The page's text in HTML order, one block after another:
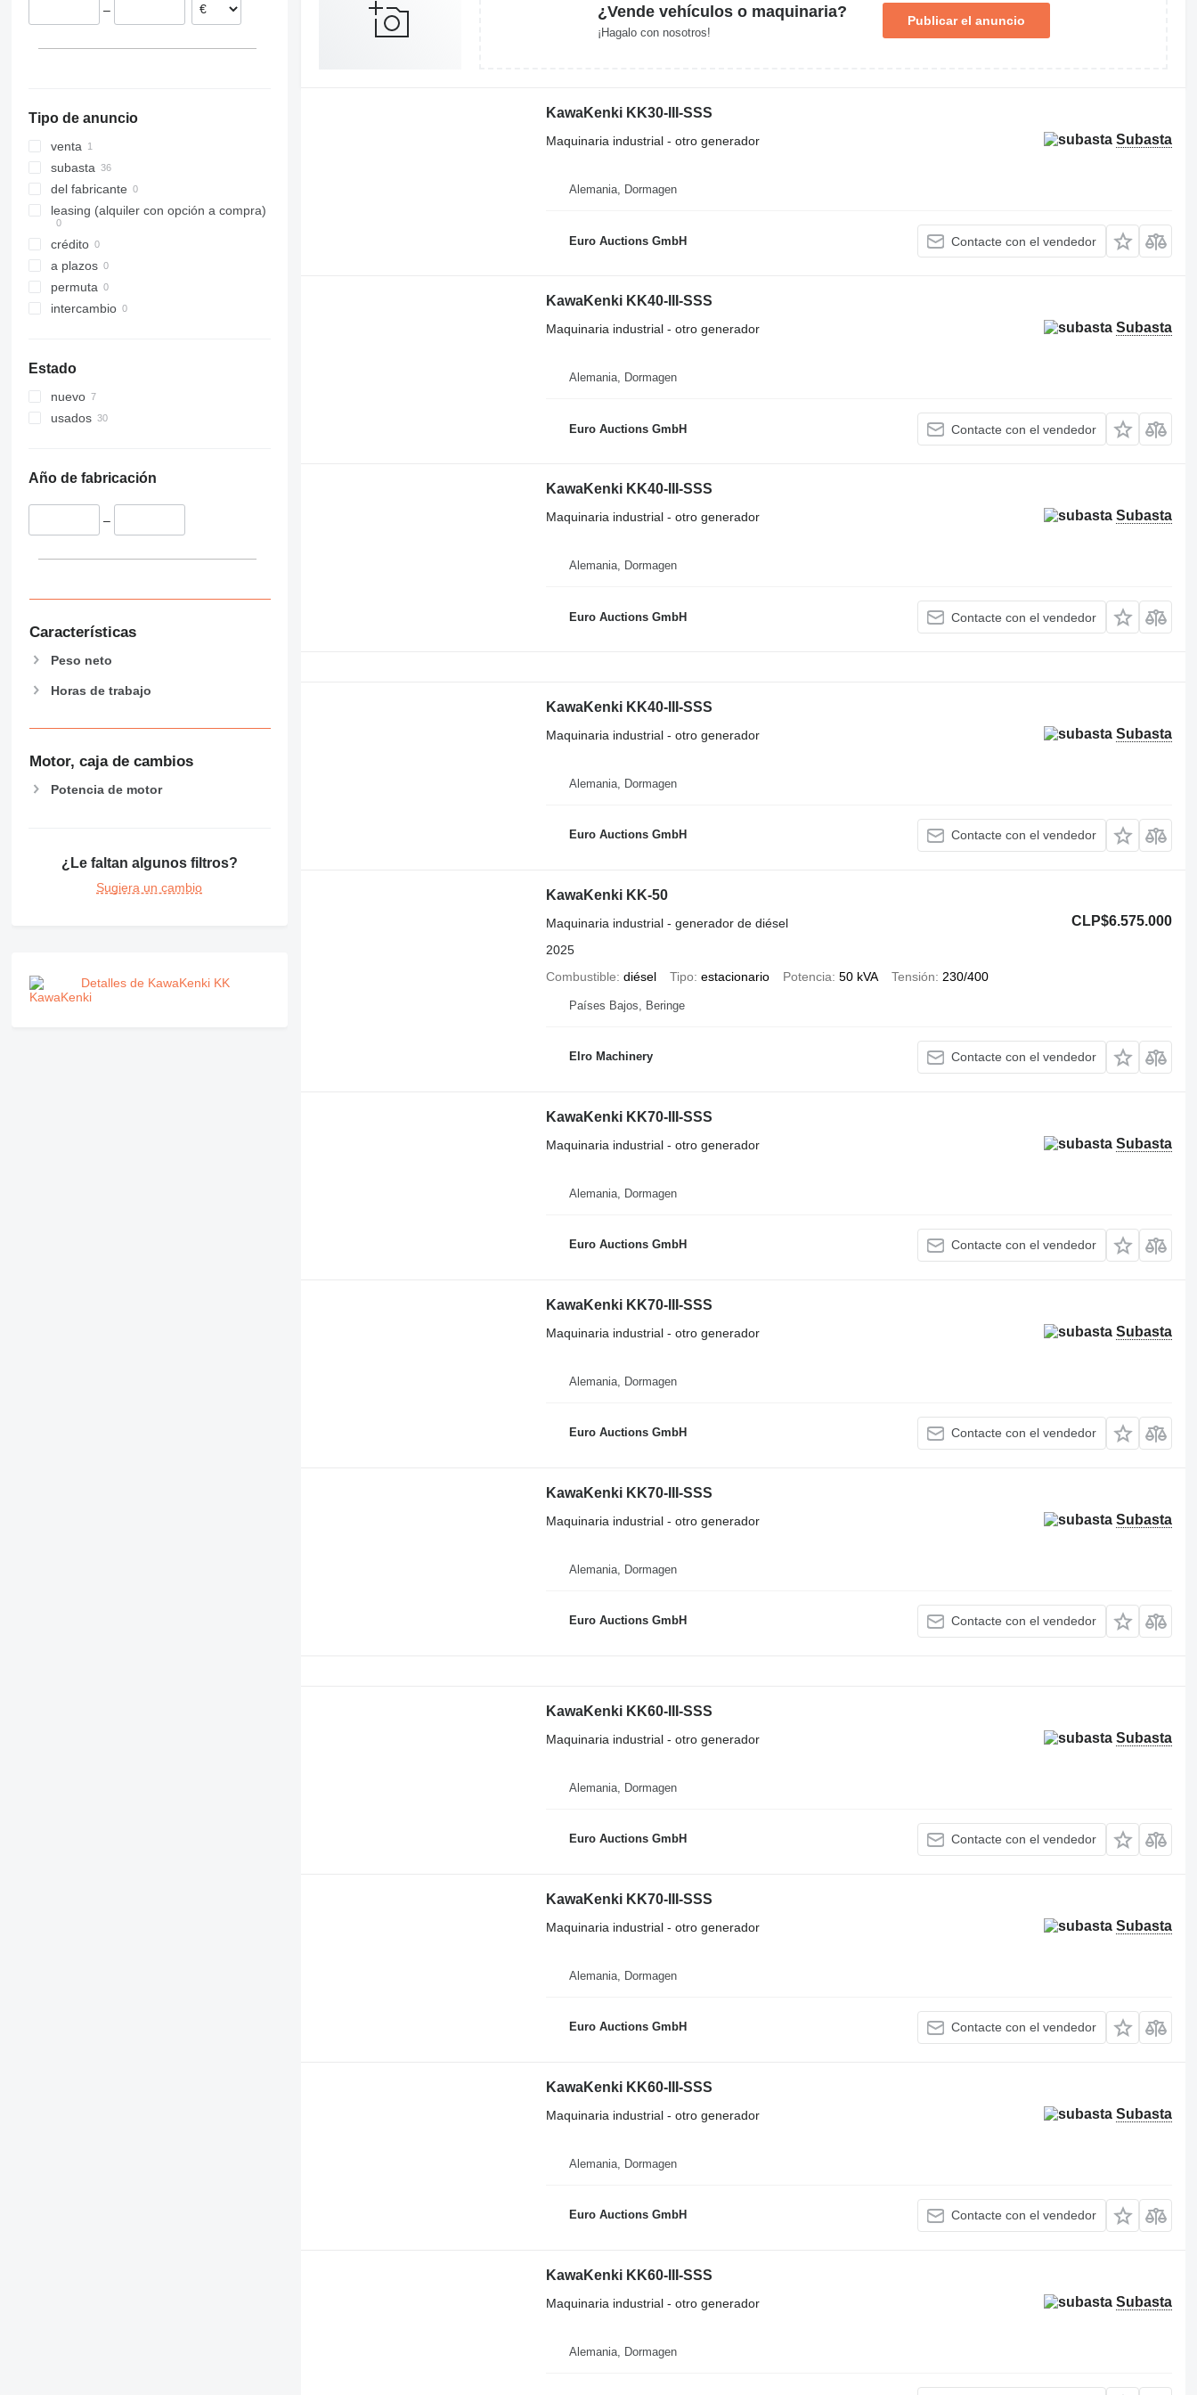
–
Tipo de anuncio
venta
subasta
del fabricante
leasing (alquiler con opción a compra)
crédito
a plazos
permuta
intercambio
Estado
nuevo
usados
Año de fabricación
–
Características
Peso neto
Horas de trabajo
Motor, caja de cambios
Potencia de motor
¿Le faltan algunos filtros?
Sugiera un cambio
Detalles de KawaKenki KK
¿Vende vehículos o maquinaria?
¡Hagalo con nosotros!
Publicar el anuncio
KawaKenki KK30-III-SSS
Subasta
Maquinaria industrial - otro generador
Alemania, Dormagen
Euro Auctions GmbH Contacte con el vendedor
KawaKenki KK40-III-SSS
Subasta
Maquinaria industrial - otro generador
Alemania, Dormagen
Euro Auctions GmbH Contacte con el vendedor
KawaKenki KK40-III-SSS
Subasta
Maquinaria industrial - otro generador
Alemania, Dormagen
Euro Auctions GmbH Contacte con el vendedor
KawaKenki KK40-III-SSS
Subasta
Maquinaria industrial - otro generador
Alemania, Dormagen
Euro Auctions GmbH Contacte con el vendedor
KawaKenki KK-50
CLP$6.575.000
Maquinaria industrial - generador de diésel
2025
Combustible diésel Tipo estacionario Potencia 50 kVA Tensión 230/400
Países Bajos, Beringe
Elro Machinery Contacte con el vendedor
KawaKenki KK70-III-SSS
Subasta
Maquinaria industrial - otro generador
Alemania, Dormagen
Euro Auctions GmbH Contacte con el vendedor
KawaKenki KK70-III-SSS
Subasta
Maquinaria industrial - otro generador
Alemania, Dormagen
Euro Auctions GmbH Contacte con el vendedor
KawaKenki KK70-III-SSS
Subasta
Maquinaria industrial - otro generador
Alemania, Dormagen
Euro Auctions GmbH Contacte con el vendedor
KawaKenki KK60-III-SSS
Subasta
Maquinaria industrial - otro generador
Alemania, Dormagen
Euro Auctions GmbH Contacte con el vendedor
KawaKenki KK70-III-SSS
Subasta
Maquinaria industrial - otro generador
Alemania, Dormagen
Euro Auctions GmbH Contacte con el vendedor
KawaKenki KK60-III-SSS
Subasta
Maquinaria industrial - otro generador
Alemania, Dormagen
Euro Auctions GmbH Contacte con el vendedor
KawaKenki KK60-III-SSS
Subasta
Maquinaria industrial - otro generador
Alemania, Dormagen